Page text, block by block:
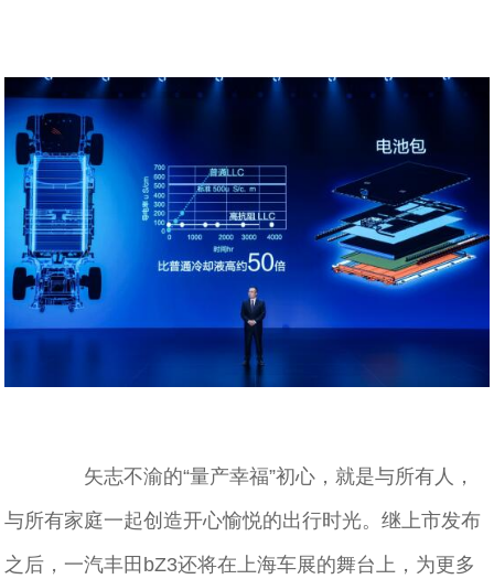
矢志不渝的“量产幸福”初心，就是与所有人，
与所有家庭一起创造开心愉悦的出行时光。继上市发布
之后，一汽丰田bZ3还将在上海车展的舞台上，为更多